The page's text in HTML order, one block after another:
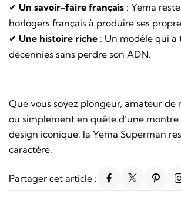
✔ Un savoir-faire français : Yema
horlogers français à produire ses
✔ Une histoire riche : Un modèle qui a
décennies sans perdre son ADN.
Que vous soyez plongeur, amateur de
ou simplement en quête d’une
design iconique, la Yema Superman
caractère.
Partager cet article :